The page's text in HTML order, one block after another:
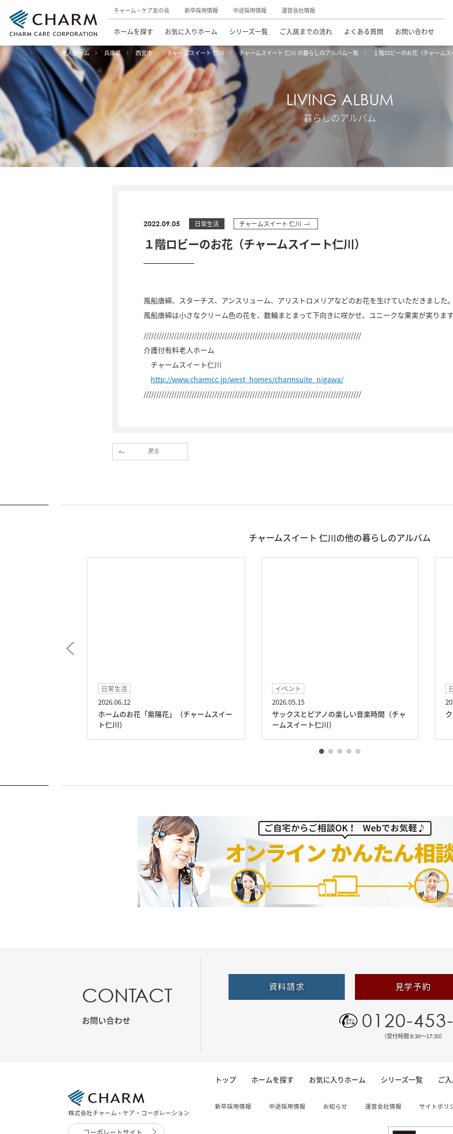
チャーム・ケア友の会 新卒採用情報 中途採用情報 運営会社情報
ホームを探す お気に入りホーム シリーズ一覧 ご入居までの流れ よくある質問 お問い合わせ
老人ホーム 兵庫県 西宮市 チャームスイート 仁川 チャームスイート 仁川 の暮らしのアルバム一覧 １階ロビーのお花（チャーム
LIVING ALBUM
暮らしのアルバム
2022.09.05 日常生活 チャームスイート 仁川
１階ロビーのお花（チャームスイート仁川）
風船唐綿、スターチス、アンスリューム、アリストロメリアなどのお花を生けていただきました
風船唐綿は小さなクリーム色の花を、数輪まとまって下向きに咲かせ、ユニークな果実が実りま
//////////////////////////////////////////////////////////////////////////////////////
介護付有料老人ホーム
チャームスイート仁川
http://www.charmcc.jp/west_homes/charmsuite_nigawa/
//////////////////////////////////////////////////////////////////////////////////////
戻る
チャームスイート 仁川の他の暮らしのアルバム
ホームのお花「紫陽花」（チャームスイー
サックスとピアノの楽しい音楽時間（チャ
クリスマス準備（チ
CONTACT
お問い合わせ
資料請求 見学予約
0120-
（受付時間 8:30〜17:30）
トップ ホームを探す お気に入りホーム シリーズ一覧 ご
新卒採用情報 中途採用情報 お知らせ 運営会社情報 サイトポリ
株式会社チャーム・ケア・コーポレーション
コーポレートサイト